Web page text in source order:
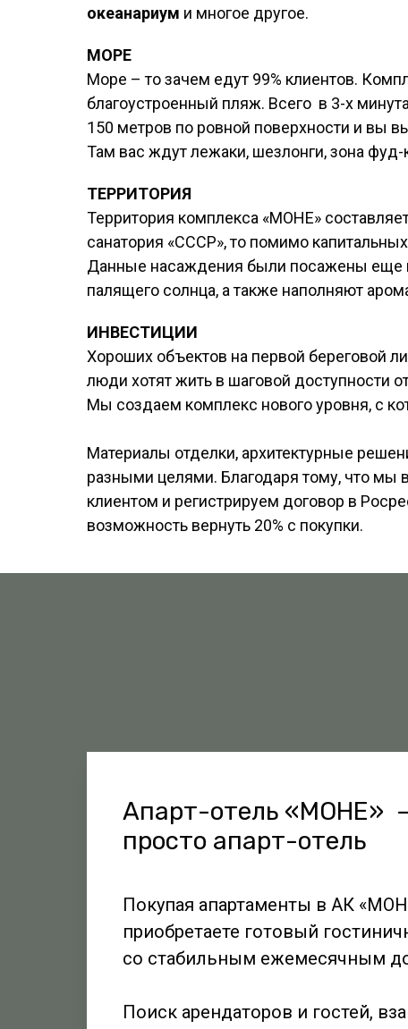
океанариум и многое другое.
МОРЕ
Море – то зачем едут 99% клиентов.
благоустроенный пляж. Всего в 3-х
150 метров по ровной поверхности и вы
Там вас ждут лежаки, шезлонги, зона фуд-
ТЕРРИТОРИЯ
Территория комплекса «МОНЕ»
санатория «СССР», то помимо
Данные насаждения были посажены еще
палящего солнца, а также наполняют
ИНВЕСТИЦИИ
Хороших объектов на первой береговой
люди хотят жить в шаговой доступности
Мы создаем комплекс нового уровня, с
Материалы отделки, архитектурные
разными целями. Благодаря тому, что мы
клиентом и регистрируем договор в
возможность вернуть 20% с покупки.
Апарт-отель «МОНЕ»
просто апарт-отель
Покупая апартаменты в АК
приобретаете готовый
со стабильным ежемесячным
Поиск арендаторов и гостей,